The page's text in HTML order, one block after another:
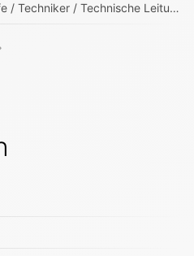
/ Technische Leitung, Projektleitung